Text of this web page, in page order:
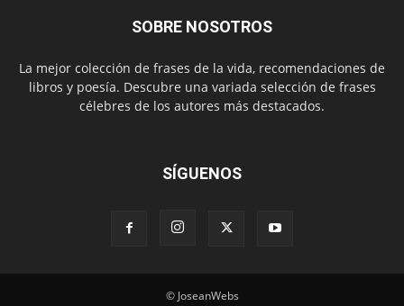
SOBRE NOSOTROS
La mejor colección de frases de la vida, recomendaciones de
libros y poesía. Descubre una variada selección de frases
célebres de los autores más destacados.
SÍGUENOS
© JoseanWebs